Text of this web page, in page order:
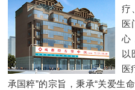
疗
医
心
以
医
承国粹”的宗旨，秉承“关爱生